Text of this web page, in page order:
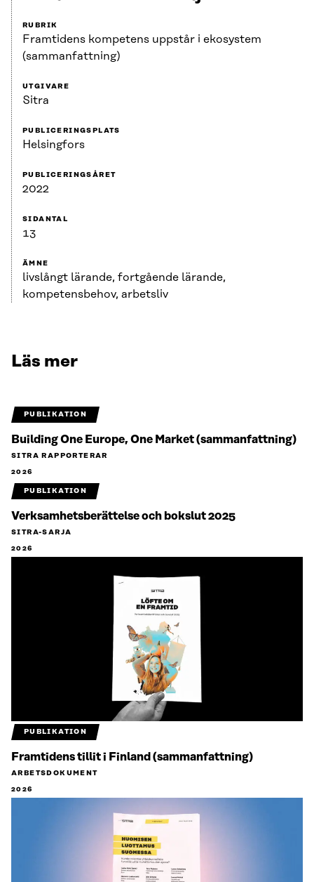
RUBRIK
Framtidens kompetens uppstår i ekosystem
(sammanfattning)
UTGIVARE
Sitra
PUBLICERINGSPLATS
Helsingfors
PUBLICERINGSÅRET
2022
SIDANTAL
13
ÄMNE
livslångt lärande, fortgående lärande,
kompetensbehov, arbetsliv
Läs mer
PUBLIKATION
Building One Europe, One Market (sammanfattning)
SITRA RAPPORTERAR
2026
PUBLIKATION
Verksamhetsberättelse och bokslut 2025
SITRA-SARJA
2026
PUBLIKATION
Framtidens tillit i Finland (sammanfattning)
ARBETSDOKUMENT
2026